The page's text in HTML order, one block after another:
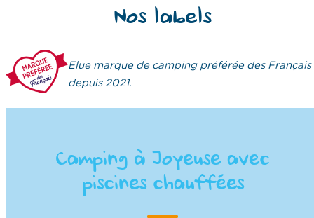
Nos labels
Elue marque de camping préférée des Français
depuis 2021.
Camping à Joyeuse avec
piscines chauffées